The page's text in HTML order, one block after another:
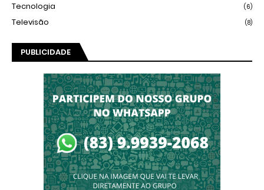
Tecnologia (6)
Televisão (8)
PUBLICIDADE